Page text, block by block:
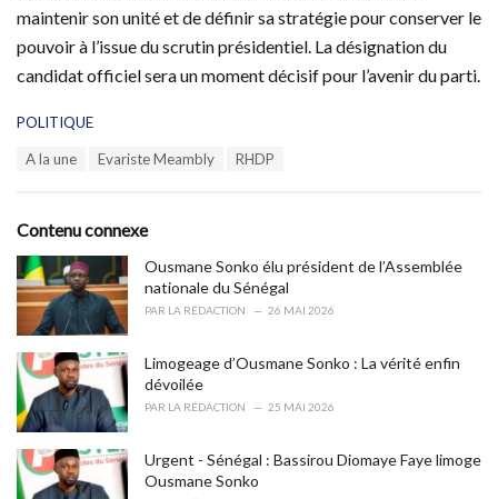
maintenir son unité et de définir sa stratégie pour conserver le
pouvoir à l’issue du scrutin présidentiel. La désignation du
candidat officiel sera un moment décisif pour l’avenir du parti.
C
o
r
i
e
s
POLITIQUE
:
A la une Evariste Meambly RHDP
Contenu connexe
Ousmane Sonko élu président de l’Assemblée
nationale du Sénégal
PAR LA RÉDACTION 26 MAI 2026
Limogeage d’Ousmane Sonko : La vérité enfin
dévoilée
PAR LA RÉDACTION 25 MAI 2026
Urgent - Sénégal : Bassirou Diomaye Faye limoge
Ousmane Sonko